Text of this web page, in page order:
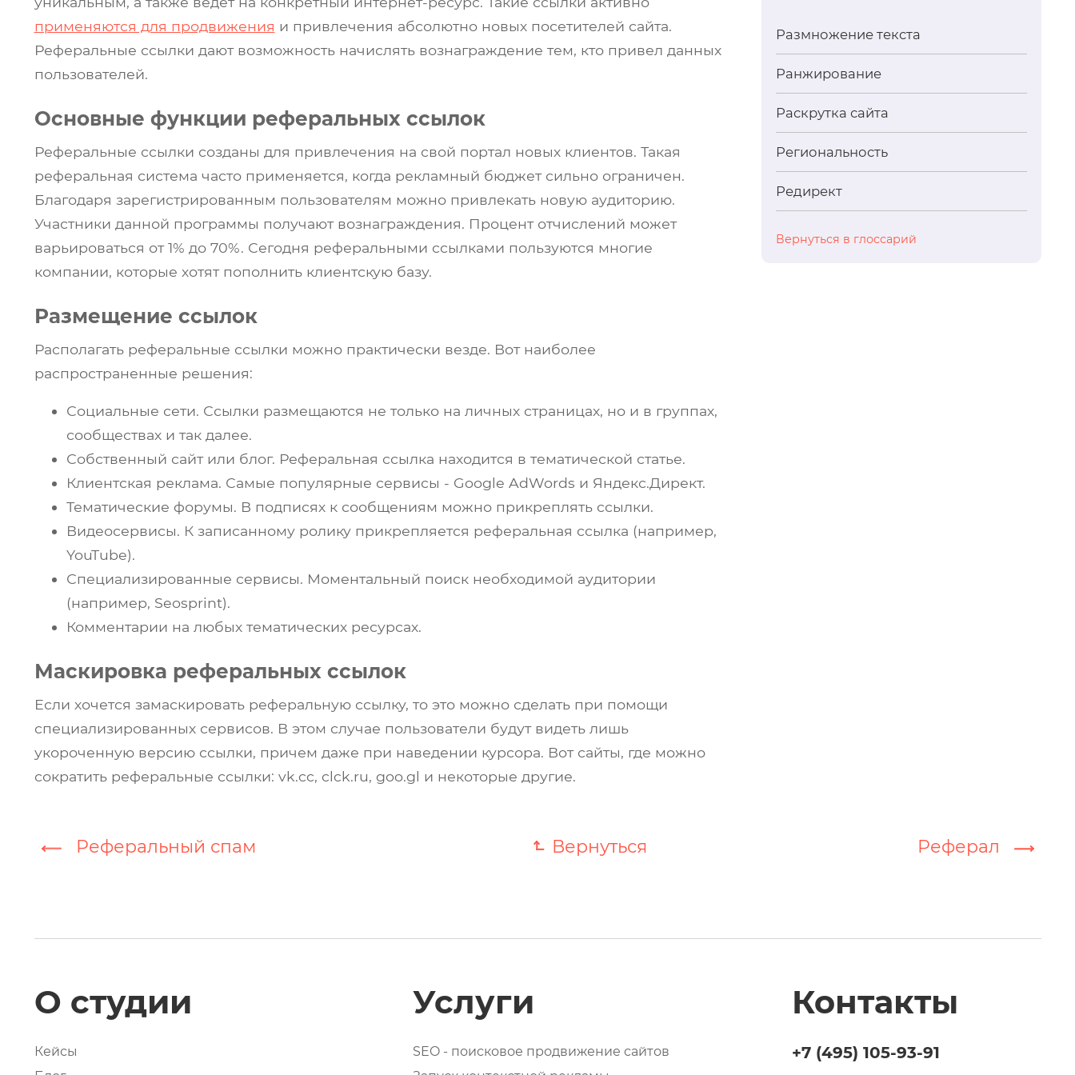
применяются для продвижения и привлечения абсолютно новых посетителей сайта.
Реферальные ссылки дают возможность начислять вознаграждение тем, кто привел данных
пользователей.
Основные функции реферальных ссылок
Реферальные ссылки созданы для привлечения на свой портал новых клиентов. Такая
реферальная система часто применяется, когда рекламный бюджет сильно ограничен.
Благодаря зарегистрированным пользователям можно привлекать новую аудиторию.
Участники данной программы получают вознаграждения. Процент отчислений может
варьироваться от 1% до 70%. Сегодня реферальными ссылками пользуются многие
компании, которые хотят пополнить клиентскую базу.
Размещение ссылок
Располагать реферальные ссылки можно практически везде. Вот наиболее
распространенные решения:
Социальные сети. Ссылки размещаются не только на личных страницах, но и в группах,
сообществах и так далее.
Собственный сайт или блог. Реферальная ссылка находится в тематической статье.
Клиентская реклама. Самые популярные сервисы - Google AdWords и Яндекс.Директ.
Тематические форумы. В подписях к сообщениям можно прикреплять ссылки.
Видеосервисы. К записанному ролику прикрепляется реферальная ссылка (например,
YouTube).
Специализированные сервисы. Моментальный поиск необходимой аудитории
(например, Seosprint).
Комментарии на любых тематических ресурсах.
Маскировка реферальных ссылок
Если хочется замаскировать реферальную ссылку, то это можно сделать при помощи
специализированных сервисов. В этом случае пользователи будут видеть лишь
укороченную версию ссылки, причем даже при наведении курсора. Вот сайты, где можно
сократить реферальные ссылки: vk.cc, clck.ru, goo.gl и некоторые другие.
Размножение текста
Ранжирование
Раскрутка сайта
Региональность
Редирект
Вернуться в глоссарий
Реферальный спам Вернуться Реферал
О студии
Кейсы
Услуги
SEO - поисковое продвижение сайтов
Контакты
+7 (495) 105-93-91
Блог
Глоссарий
О нас
Контакты
Нажимая на кнопку "Отправить",
Вы даете согласие на обработку своих